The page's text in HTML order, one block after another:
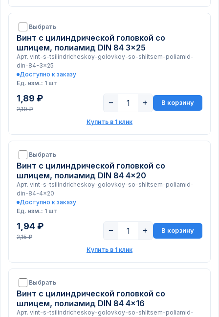
Выбрать
Винт с цилиндрической головкой со
шлицем, полиамид DIN 84 3x25
Арт. vint-s-tsilindricheskoy-golovkoy-so-shlitsem-poliamid-
din-84-3x25
Доступно к заказу
Ед. изм.: 1 шт
1,89 ₽
2,10 ₽
− + В корзину
Купить в 1 клик
Выбрать
Винт с цилиндрической головкой со
шлицем, полиамид DIN 84 4x20
Арт. vint-s-tsilindricheskoy-golovkoy-so-shlitsem-poliamid-
din-84-4x20
Доступно к заказу
Ед. изм.: 1 шт
1,94 ₽
2,15 ₽
− + В корзину
Купить в 1 клик
Выбрать
Винт с цилиндрической головкой со
шлицем, полиамид DIN 84 4x16
Арт. vint-s-tsilindricheskoy-golovkoy-so-shlitsem-poliamid-